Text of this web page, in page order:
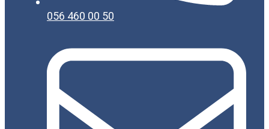
056 460 00 50